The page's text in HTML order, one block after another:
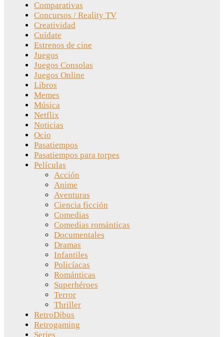
Comparativas
Concursos / Reality TV
Creatividad
Cuídate
Estrenos de cine
Juegos
Juegos Consolas
Juegos Online
Libros
Memes
Música
Netflix
Noticias
Ocio
Pasatiempos
Pasatiempos para torpes
Películas
Acción
Anime
Aventuras
Ciencia ficción
Comedias
Comedias románticas
Documentales
Dramas
Infantiles
Policíacas
Románticas
Superhéroes
Terror
Thriller
RetroDibus
Retrogaming
Series